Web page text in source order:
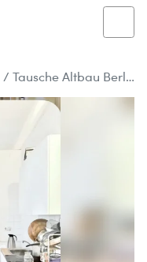
/ Tausche Altbau Berlin Kreuzberg mit Balkon